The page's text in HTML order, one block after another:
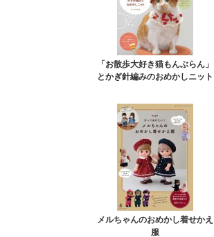
「お散歩大好き猫もんぶらん」
とかぎ針編みのおめかしニット
メルちゃんのおめかし着せかえ
服